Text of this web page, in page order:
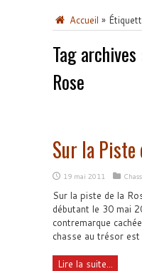
Accueil »
Tag archives
Rose
Sur la Piste
19 mai 2011
Sur la piste de la
débutant le 30 mai
contremarque
chasse au trésor
Lire la suite...